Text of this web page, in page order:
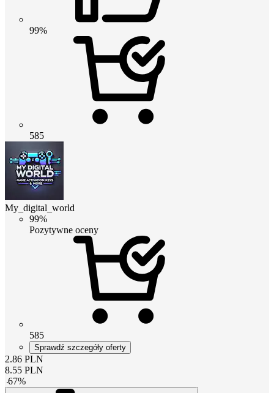
99%
585
My_digital_world
99%
Pozytywne oceny
585
Sprawdź szczegóły oferty
2.86 PLN
8.55 PLN
-67%